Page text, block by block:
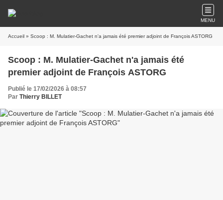
MENU
Accueil » Scoop : M. Mulatier-Gachet n'a jamais été premier adjoint de François ASTORG
Scoop : M. Mulatier-Gachet n'a jamais été
premier adjoint de François ASTORG
Publié le 17/02/2026 à 08:57
Par Thierry BILLET